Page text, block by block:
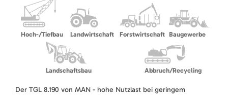
Hoch-/Tiefbau Landwirtschaft Forstwirtschaft Baugewerbe
Landschaftsbau Abbruch/Recycling
Der TGL 8.190 von MAN - hohe Nutzlast bei geringem